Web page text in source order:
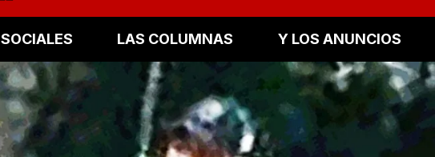
SOCIALES LAS COLUMNAS Y LOS ANUNCIOS